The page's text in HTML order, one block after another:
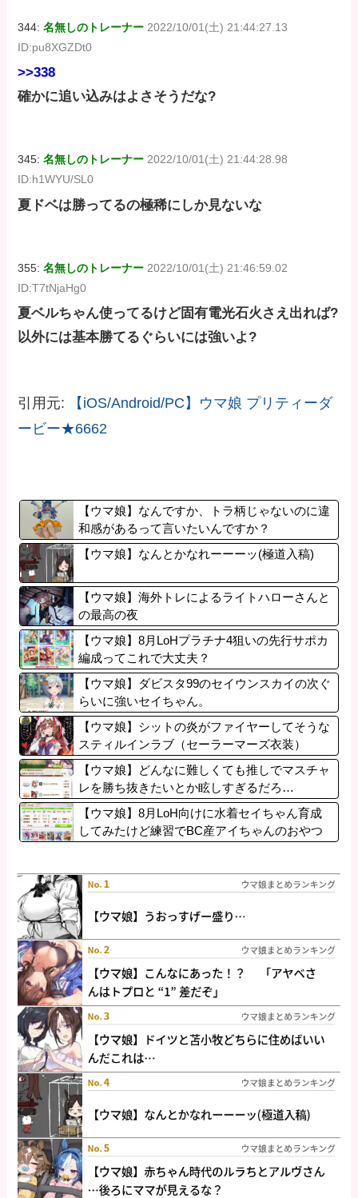
344:名無しのトレーナー 2022/10/01(土) 21:44:27.13
ID:pu8XGZDt0
>>338
確かに追い込みはよさそうだな?
345:名無しのトレーナー 2022/10/01(土) 21:44:28.98
ID:h1WYU/SL0
夏ドベは勝ってるの極稀にしか見ないな
355:名無しのトレーナー 2022/10/01(土) 21:46:59.02
ID:T7tNjaHg0
夏ベルちゃん使ってるけど固有電光石火さえ出れば?
以外には基本勝てるぐらいには強いよ?
引用元:
【iOS/Android/PC】ウマ娘 プリティーダ
ービー★6662
【ウマ娘】なんですか、トラ柄じゃないのに違
和感があるって言いたいんですか？
【ウマ娘】なんとかなれーーーッ(極道入稿)
【ウマ娘】海外トレによるライトハローさんと
の最高の夜
【ウマ娘】8月LoHプラチナ4狙いの先行サポカ
編成ってこれで大丈夫？
【ウマ娘】ダビスタ99のセイウンスカイの次ぐ
らいに強いセイちゃん。
【ウマ娘】シットの炎がファイヤーしてそうな
スティルインラブ（セーラーマーズ衣装）
【ウマ娘】どんなに難しくても推しでマスチャ
レを勝ち抜きたいとか眩しすぎるだろ…
【ウマ娘】8月LoH向けに水着セイちゃん育成
してみたけど練習でBC産アイちゃんのおやつ